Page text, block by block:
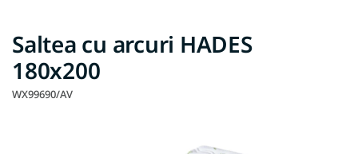
Saltea cu arcuri HADES
180x200
WX99690/AV